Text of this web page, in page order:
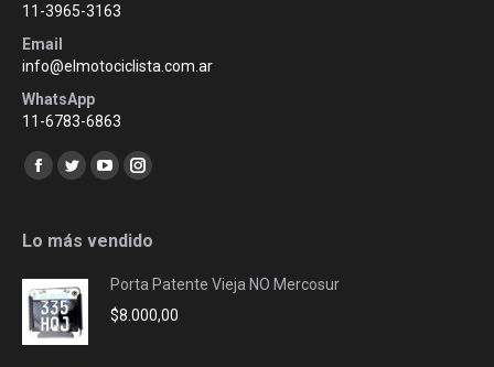
11-3965-3163
Email
info@elmotociclista.com.ar
WhatsApp
11-6783-6863
Encuéntranos en:
Facebook
opens
new
window
Twitter
opens
new
window
YouTube
opens
new
window
Instagram
opens
new
window
Lo más vendido
Porta Patente Vieja NO Mercosur
$8.000,00